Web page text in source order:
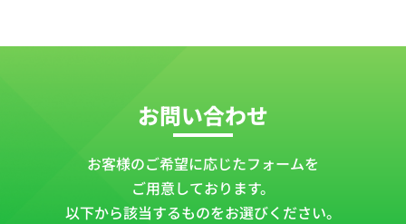
お問い合わせ
お客様のご希望に応じたフォームを
ご用意しております。
以下から該当するものをお選びください。